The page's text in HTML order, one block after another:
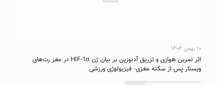
۱۰ بهمن ۱۴۰۴
اثر تمرین هوازی و تزریق آدنوزین بر بیان ژن HIF-1α در مغز رت‌های
ویستار پس از سکته مغزی- فیزیولوژی ورزشی